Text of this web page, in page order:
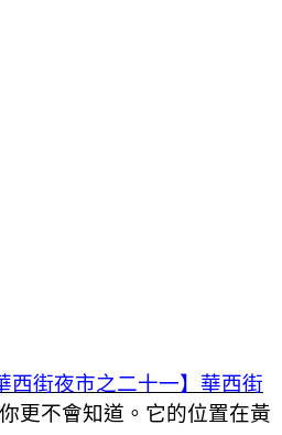
西街夜市之二十一】華西街
更不會知道。它的位置在黃